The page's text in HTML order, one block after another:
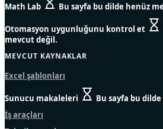
Math Lab Bu sayfa bu dilde henüz
Otomasyon uygunluğunu kontrol et
mevcut değil.
MEVCUT KAYNAKLAR
Excel şablonları
Sunucu makaleleri
Bu sayfa bu
İş araçları